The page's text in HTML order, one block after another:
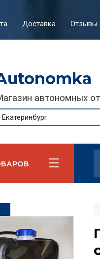
Доставка Отзывы
автономных
Екатеринбург